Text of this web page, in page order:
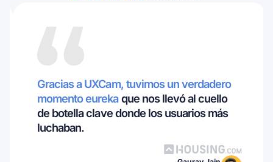
Gracias a UXCam, tuvimos un verdadero
momento eurekaque nos llevó al cuello
de botella clave donde los usuarios más
luchaban.